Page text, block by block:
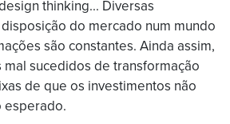
thinking... Diversas
do mercado num mundo
são constantes. Ainda assim,
mal sucedidos de transformação
de que os investimentos não
esperado.